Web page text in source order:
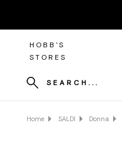
HOBB'S
STORES
SEARCH...
Home SALDI Donna